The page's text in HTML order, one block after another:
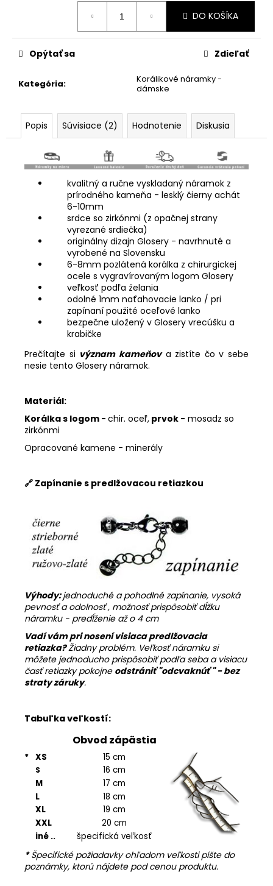
DO KOŠÍKA
Kategória:
Korálikové náramky -
dámske
Opýtať sa Zdieľať
Popis Súvisiace (2) Hodnotenie Diskusia
kvalitný a ručne vyskladaný náramok z
prírodného kameňa - lesklý čierny achát
6-10mm
srdce so zirkónmi (z opačnej strany
vyrezané srdiečka)
originálny dizajn Glosery - navrhnuté a
vyrobené na Slovensku
6-8mm pozlátená korálka z chirurgickej
ocele s vygravírovaným logom Glosery
veľkosť podľa želania
odolné 1mm naťahovacie lanko / pri
zapínaní použité oceľové lanko
bezpečne uložený v Glosery vrecúšku a
krabičke
Prečítajte si význam kameňova zistíte čo v sebe
nesie tento Glosery náramok.
Materiál:
Korálka s logom - chir. oceľ, prvok - mosadz so
zirkónmi
Opracované kamene - minerály
🔗 Zapínanie s predlžovacou retiazkou
Výhody:jednoduché a pohodlné zapínanie, vysoká
pevnosť a odolnosť , možnosť prispôsobiť dĺžku
náramku - predĺženie až o 4 cm
Vadí vám pri nosení visiaca predlžovacia
retiazka?Žiadny problém. Veľkosť náramku si
môžete jednoducho prispôsobiť podľa seba a visiacu
časť retiazky pokojne odstrániť "odcvaknúť " - bez
straty záruky.
Tabuľka veľkostí:
Obvod zápästia
* XS 15 cm
S
16 cm
M
17 cm
L
18 cm
XL
19 cm
XXL
20 cm
iné ..
špecifická veľkosť
*Špecifické požiadavky ohľadom veľkosti píšte do
poznámky, ktorú nájdete pod cenou produktu.